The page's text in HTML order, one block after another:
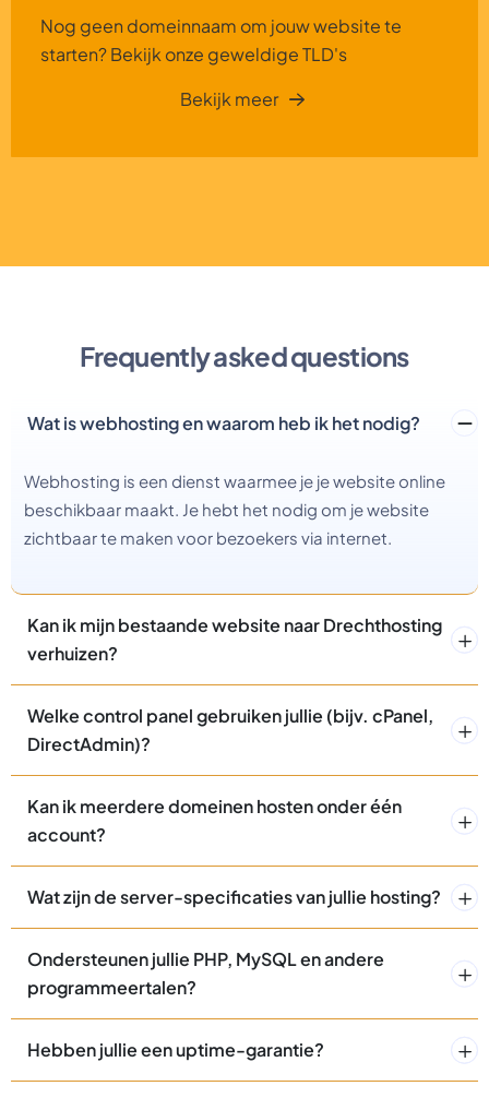
Nog geen domeinnaam om jouw website te
starten? Bekijk onze geweldige TLD's
Bekijk meer
Frequently asked questions
Wat is webhosting en waarom heb ik het nodig?
Webhosting is een dienst waarmee je je website online
beschikbaar maakt. Je hebt het nodig om je website
zichtbaar te maken voor bezoekers via internet.
Kan ik mijn bestaande website naar Drechthosting
verhuizen?
Welke control panel gebruiken jullie (bijv. cPanel,
DirectAdmin)?
Kan ik meerdere domeinen hosten onder één
account?
Wat zijn de server-specificaties van jullie hosting?
Ondersteunen jullie PHP, MySQL en andere
programmeertalen?
Hebben jullie een uptime-garantie?